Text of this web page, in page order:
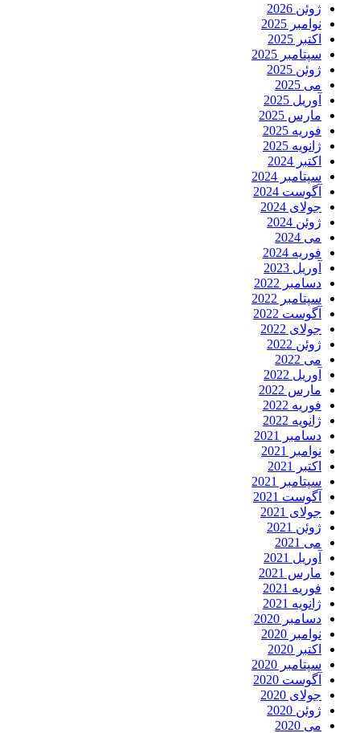
ژوئن 2026
نوامبر 2025
اکتبر 2025
سپتامبر 2025
ژوئن 2025
می 2025
آوریل 2025
مارس 2025
فوریه 2025
ژانویه 2025
اکتبر 2024
سپتامبر 2024
آگوست 2024
جولای 2024
ژوئن 2024
می 2024
فوریه 2024
آوریل 2023
دسامبر 2022
سپتامبر 2022
آگوست 2022
جولای 2022
ژوئن 2022
می 2022
آوریل 2022
مارس 2022
فوریه 2022
ژانویه 2022
دسامبر 2021
نوامبر 2021
اکتبر 2021
سپتامبر 2021
آگوست 2021
جولای 2021
ژوئن 2021
می 2021
آوریل 2021
مارس 2021
فوریه 2021
ژانویه 2021
دسامبر 2020
نوامبر 2020
اکتبر 2020
سپتامبر 2020
آگوست 2020
جولای 2020
ژوئن 2020
می 2020